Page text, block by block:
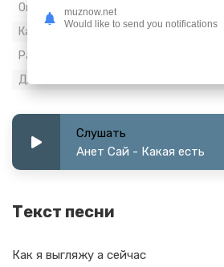
Опубликовано:
Качество:
320 kbps, Stereo
Размер:
Длительность:
Слушать
Анет Сай - Какая есть
Текст песни
Как я выгляжу а сейчас
muznow.net
Would like to send you notifications